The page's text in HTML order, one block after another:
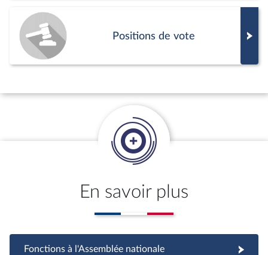
Positions de vote
En savoir plus
Fonctions à l'Assemblée nationale
Fonctions à l'Assemblée nationale